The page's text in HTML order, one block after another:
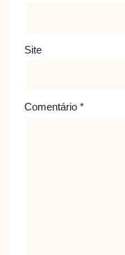
Site
Comentário *